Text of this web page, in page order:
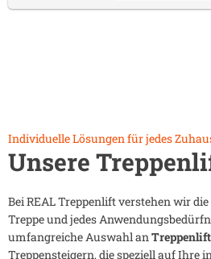
Individuelle Lösungen für jedes
Unsere
Bei REAL Treppenlift verstehen wir
Treppe und jedes
umfangreiche Auswahl an
Treppensteigern, die speziell auf Ihre